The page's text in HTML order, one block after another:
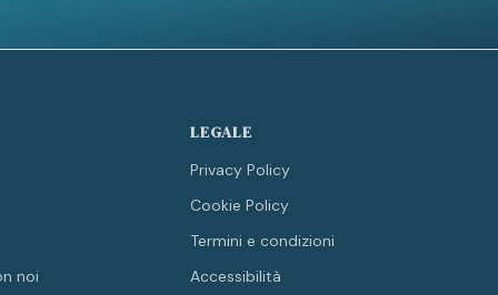
noi
LEGALE
Privacy Policy
Cookie Policy
Termini e condizioni
Accessibilità